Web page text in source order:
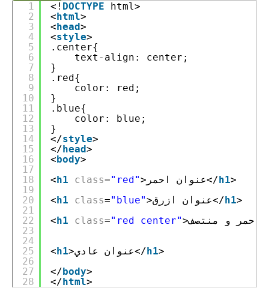
1
2
3
4
5
6
7
8
9
10
11
12
13
14
15
16
17
18
19
20
21
22
23
24
25
26
27
28
<! DOCTYPE
html>
<html>
<head>
<style>
.center{
text-align: center;
}
.red{
color: red;
}
.blue{
color: blue;
}
</style>
</head>
<body>
<h1 class="red" >عنوان احمر</h1>
<h1 class="blue" >عنوان ازرق</h1>
<h1 class="red center"
<h1 >عنوان عادي</h1>
</body>
</html>